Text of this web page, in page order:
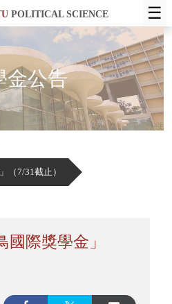
POLITICAL SCIENCE ☰
金公告
（7/31截止）
國際獎學金」